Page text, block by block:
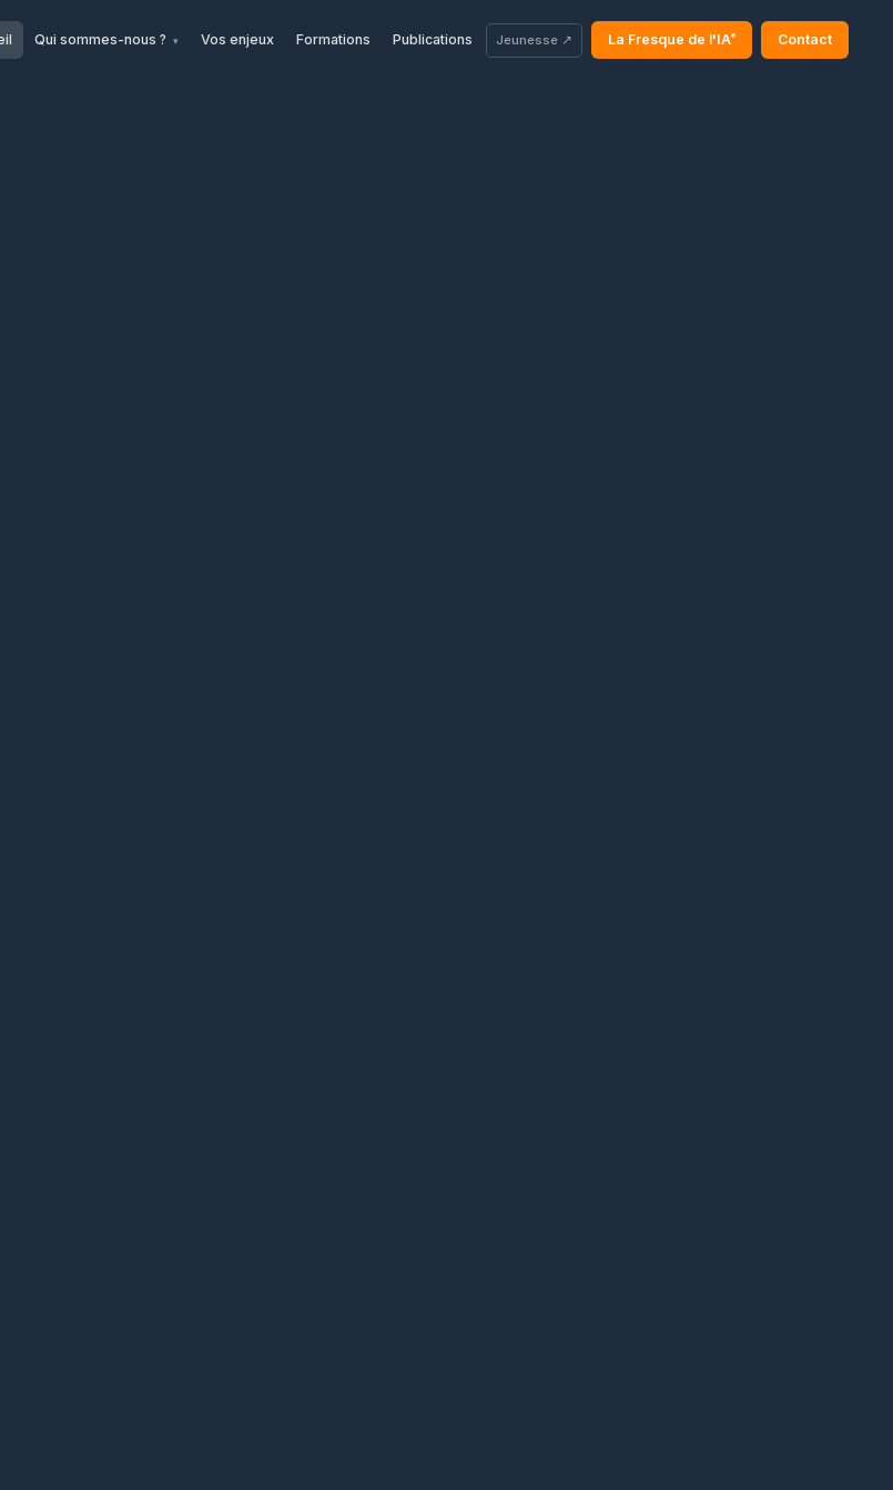
Qui sommes-nous ? ▾ Vos enjeux Formations Publications Jeunesse ↗ La Fresque de l'IA® Contact